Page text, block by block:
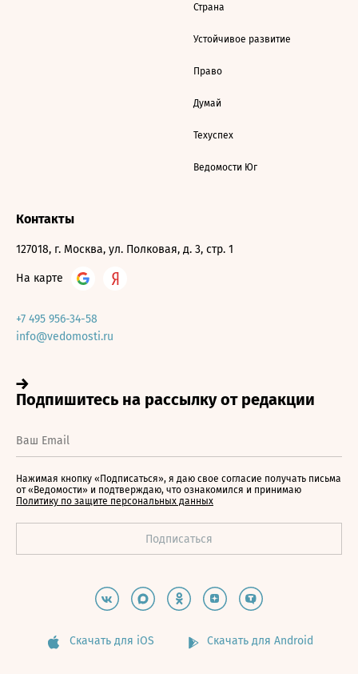
Страна
Устойчивое развитие
Право
Думай
Техуспех
Ведомости Юг
Контакты
127018, г. Москва, ул. Полковая, д. 3, стр. 1
На карте
+7 495 956-34-58
info@vedomosti.ru
Нажимая кнопку «Подписаться», я даю свое согласие получать письма
от «Ведомости» и подтверждаю, что ознакомился и принимаю
Политику по защите персональных данных
Скачать для iOS Скачать для Android